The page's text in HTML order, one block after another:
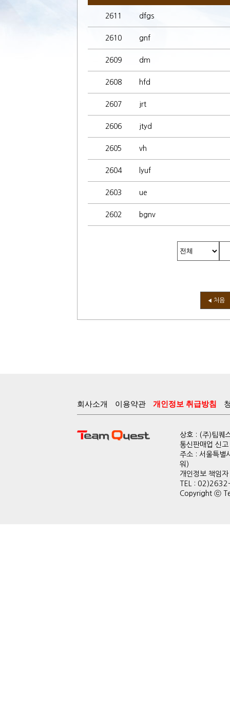
2611 dfgs
2610 gnf
2609 dm
2608 hfd
2607 jrt
2606 jtyd
2605 vh
2604 lyuf
2603 ue
2602 bgnv
◀ 처음
회사소개 이용약관 개인정보 취급방침
상호 : (주)팀퀘
통신판매업 신
주소 : 서울특
워)
개인정보 책
TEL :
Copyright ⓒ